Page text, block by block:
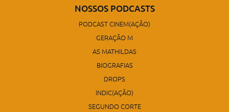
NOSSOS PODCASTS
PODCAST CINEM(AÇÃO)
GERAÇÃO M
AS MATHILDAS
BIOGRAFIAS
DROPS
INDIC(AÇÃO)
SEGUNDO CORTE